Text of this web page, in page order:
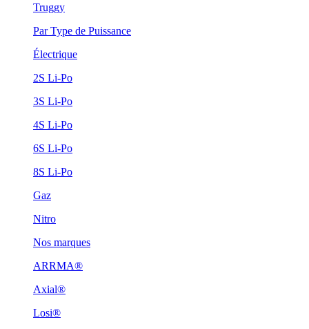
Truggy
Par Type de Puissance
Électrique
2S Li-Po
3S Li-Po
4S Li-Po
6S Li-Po
8S Li-Po
Gaz
Nitro
Nos marques
ARRMA®
Axial®
Losi®